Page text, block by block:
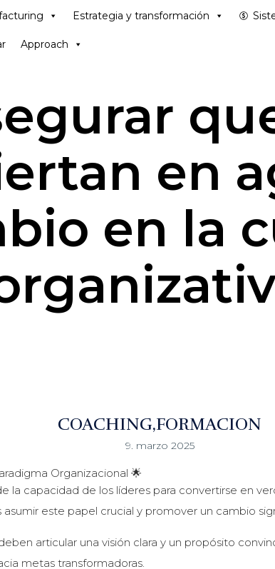
Estrategia y transformación
Approach
en
en la
COACHING FORMACION
9. marzo 2025
Organizacional 🌟
la capacidad de los líderes para convertirse en
este papel crucial y promover un cambio
articular una visión clara y un propósito
metas transformadoras.